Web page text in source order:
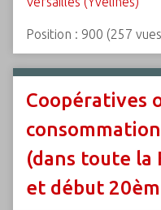
Position : 900 (257
Coopératives
(dans toute la
et début